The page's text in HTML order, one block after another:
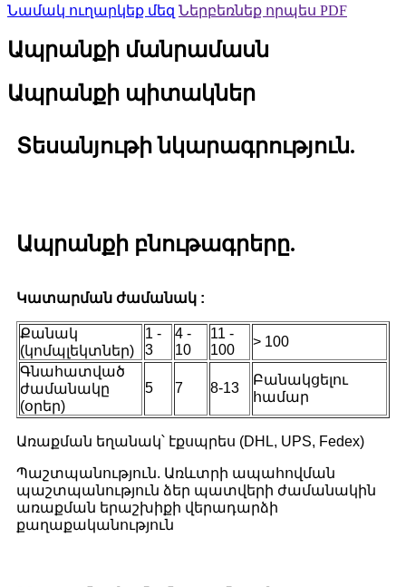
Նամակ ուղարկեք մեզ Ներբեռնեք որպես PDF
Ապրանքի մանրամասն
Ապրանքի պիտակներ
Տեսանյութի նկարագրություն.
Ապրանքի բնութագրերը.
Կատարման ժամանակ :
Քանակ
(կոմպլեկտներ)
1 -
3
4 -
10
11 -
100
> 100
Գնահատված
ժամանակը
(օրեր)
5 7 8-13
Բանակցելու
համար
Առաքման եղանակ՝ էքսպրես (DHL, UPS, Fedex)
Պաշտպանություն. Առևտրի ապահովման
պաշտպանություն ձեր պատվերի ժամանակին
առաքման երաշխիքի վերադարձի
քաղաքականություն